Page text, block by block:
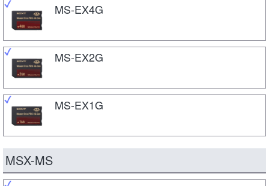
MS-EX4G
MS-EX2G
MS-EX1G
MSX-MS